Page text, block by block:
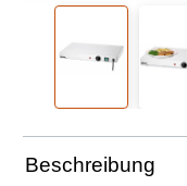
Beschreibung